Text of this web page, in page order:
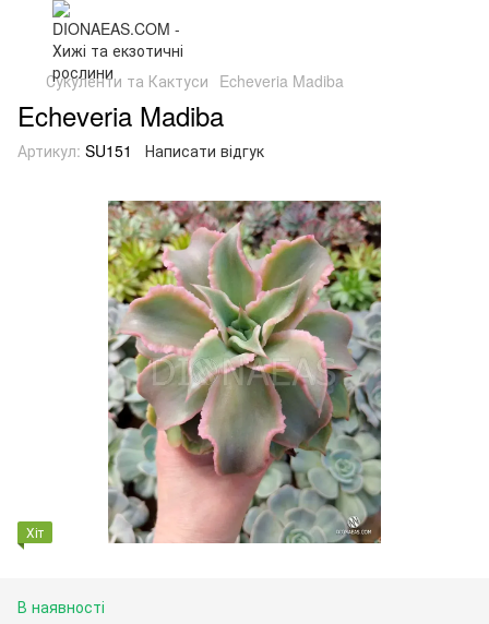
Сукуленти та Кактуси Echeveria Madiba
Echeveria Madiba
Артикул: SU151 Написати відгук
Хіт
В наявності